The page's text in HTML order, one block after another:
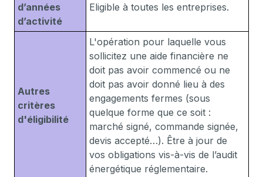
d’années
d’activité
Eligible à toutes les entreprises.
Autres
critères
d'éligibilité
L'opération pour laquelle vous
sollicitez une aide financière ne
doit pas avoir commencé ou ne
doit pas avoir donné lieu à des
engagements fermes (sous
quelque forme que ce soit :
marché signé, commande signée,
devis accepté…). Être à jour de
vos obligations vis-à-vis de l’audit
énergétique réglementaire.